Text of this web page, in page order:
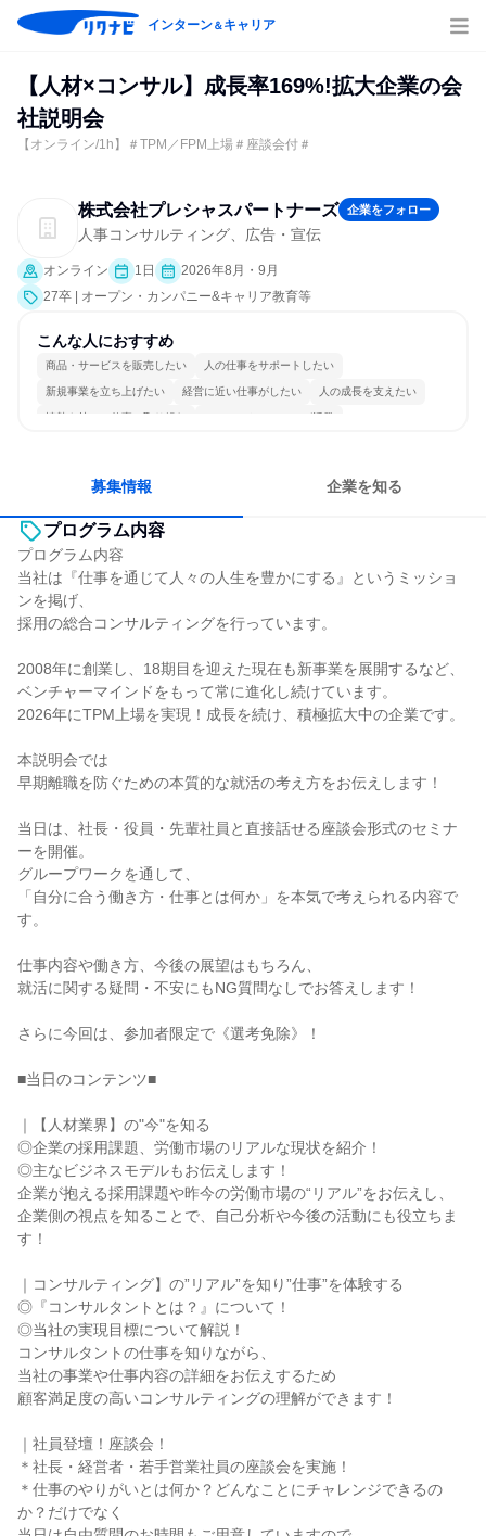
インターン＆キャリア
【人材×コンサル】成長率169%!拡大企業の会
社説明会
【オンライン/1h】＃TPM／FPM上場＃座談会付＃
株式会社プレシャスパートナーズ 企業をフォロー
人事コンサルティング、広告・宣伝
オンライン 1日
2026年8月・9月
27卒 | オープン・カンパニー&キャリア教育等
こんな人におすすめ
商品・サービスを販売したい 人の仕事をサポートしたい
新規事業を立ち上げたい 経営に近い仕事がしたい 人の成長を支えたい
情熱を持って仕事に取り組む コミュニケーションが活発
募集情報 企業を知る
プログラム内容
プログラム内容
当社は『仕事を通じて人々の人生を豊かにする』というミッショ
ンを掲げ、
採用の総合コンサルティングを行っています。
2008年に創業し、18期目を迎えた現在も新事業を展開するなど、
ベンチャーマインドをもって常に進化し続けています。
2026年にTPM上場を実現！成長を続け、積極拡大中の企業です。
本説明会では
早期離職を防ぐための本質的な就活の考え方をお伝えします！
当日は、社長・役員・先輩社員と直接話せる座談会形式のセミナ
ーを開催。
グループワークを通して、
「自分に合う働き方・仕事とは何か」を本気で考えられる内容で
す。
仕事内容や働き方、今後の展望はもちろん、
就活に関する疑問・不安にもNG質問なしでお答えします！
さらに今回は、参加者限定で《選考免除》！
■当日のコンテンツ■
｜【人材業界】の"今"を知る
◎企業の採用課題、労働市場のリアルな現状を紹介！
◎主なビジネスモデルもお伝えします！
企業が抱える採用課題や昨今の労働市場の“リアル”をお伝えし、
企業側の視点を知ることで、自己分析や今後の活動にも役立ちま
す！
｜コンサルティング】の”リアル”を知り”仕事”を体験する
◎『コンサルタントとは？』について！
◎当社の実現目標について解説！
コンサルタントの仕事を知りながら、
当社の事業や仕事内容の詳細をお伝えするため
顧客満足度の高いコンサルティングの理解ができます！
｜社員登壇！座談会！
＊社長・経営者・若手営業社員の座談会を実施！
＊仕事のやりがいとは何か？どんなことにチャレンジできるの
か？だけでなく